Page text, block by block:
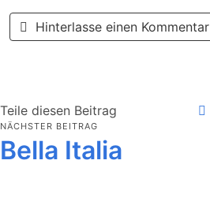
Hinterlasse einen Kommentar
Teile diesen Beitrag
NÄCHSTER BEITRAG
Bella Italia